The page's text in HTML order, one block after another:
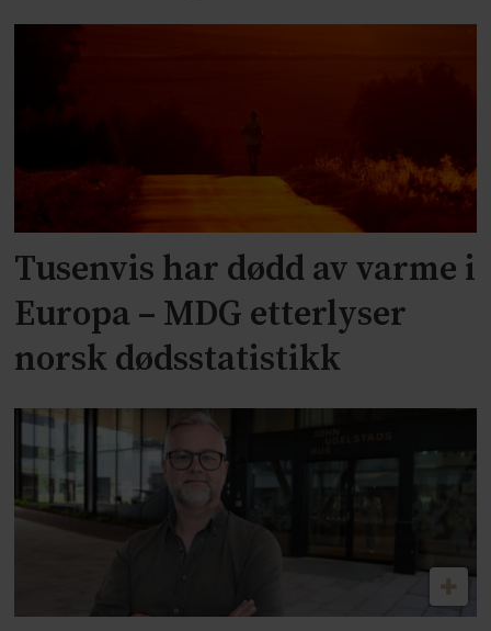
Tusenvis har dødd av varme i
Europa – MDG etterlyser
norsk dødsstatistikk